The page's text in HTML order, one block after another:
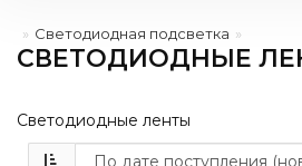
Светодиодная подсветка
СВЕТОДИОДНЫЕ
Светодиодные ленты